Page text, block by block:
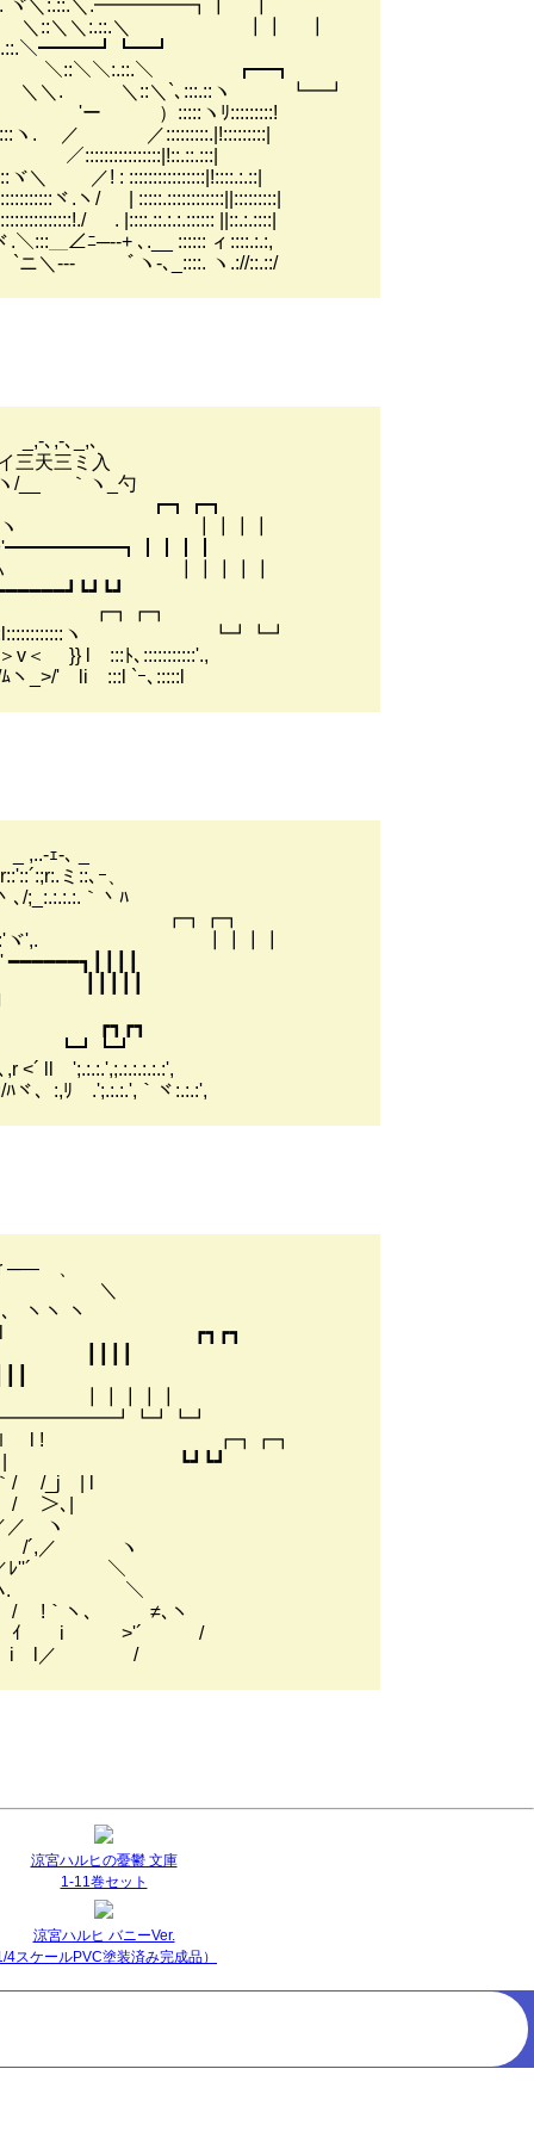
＼:.::.＼.━━━━━┓┃ ┃
＼::＼＼:.::.＼ ┃┃ ┃
＼━━━┛┗━┛
＼::＼＼:.::.＼ ┏━┓
::＼`､:::.::ヽ ┗━┛
ヽﾘ:::::::::!
:::::::::.|!:::::::::|
||::.:.::::|
:::::: ィ::::.:.:,
ヽ.://::.::/
勺
ﾊ ＼ ┏┓┏┓
::}::.ヽヽ ┃┃┃┃
'━━━━━━┓┃┃┃┃
ﾘ ∧)lハ ┃┃┃┃┃
ヽ. ┏┓┏┓
:::l::::::::::::ヽ ┗┛┗┛
`ｰ､:::::l
、
丶ﾊ
ヽ:.:.ヽ. ┏┓┏┓
ヾ`!:.:'ヾ',. ┃┃┃┃
┃┃┃┃┃
┏┓┏┓
┗┛┗┛
｀ヾ:.:.:',
ヽ
! l l ┏┓┏┓
l ┃┃┃┃
┃┃┃┃┃
ｨ'l ｌ l ! ┏┓┏┓
/ ,'l l | ┗┛┗┛
| l
|
ヽ
＼
. ＼
≠､ヽ
>'´ /
l／ /
涼宮ハルヒの憂鬱 文庫
1-11巻セット
涼宮ハルヒ バニーVer.
4スケールPVC塗装済み完成品）